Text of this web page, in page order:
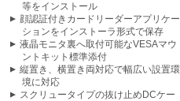
等をインストール
顔認証付きカードリーダーアプリケー
ションをインストーラ形式で保存
液晶モニタ裏へ取付可能なVESAマウ
ントキット標準添付
縦置き、横置き両対応で幅広い設置環
境に対応
スクリュータイプの抜け止めDCケー